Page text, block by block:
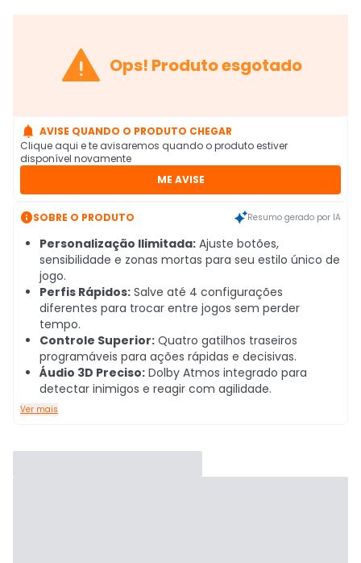
 Ops! Produto esgotado
 AVISE QUANDO O PRODUTO CHEGAR
Clique aqui e te avisaremos quando o produto estiver
disponível novamente
ME AVISE
SOBRE O PRODUTO Resumo gerado por IA
Personalização Ilimitada: Ajuste botões,
sensibilidade e zonas mortas para seu estilo único de
jogo.
Perfis Rápidos: Salve até 4 configurações
diferentes para trocar entre jogos sem perder
tempo.
Controle Superior: Quatro gatilhos traseiros
programáveis para ações rápidas e decisivas.
Áudio 3D Preciso: Dolby Atmos integrado para
detectar inimigos e reagir com agilidade.
Ver mais